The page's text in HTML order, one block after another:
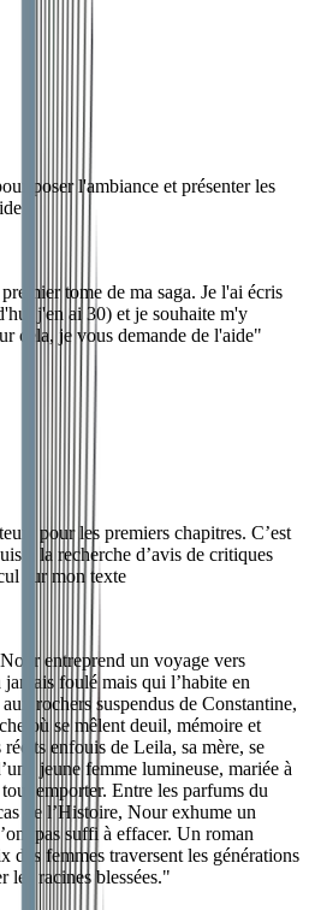
poser l'ambiance et présenter les
tome de ma saga. Je l'ai écris
j'en ai 30) et je souhaite m'y
cela, je vous demande de l'aide"
pour les premiers chapitres. C’est
à la recherche d’avis de critiques
sur mon texte
entreprend un voyage vers
foulé mais qui l’habite en
rochers suspendus de Constantine,
où se mêlent deuil, mémoire et
enfouis de Leila, sa mère, se
jeune femme lumineuse, mariée à
emporter. Entre les parfums du
de l’Histoire, Nour exhume un
pas suffi à effacer. Un roman
des femmes traversent les générations
les racines blessées."